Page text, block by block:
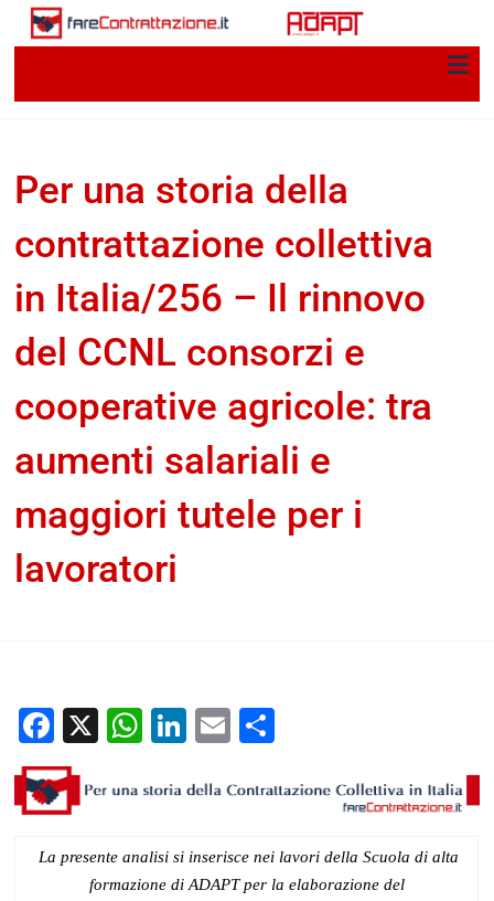
Per una storia della
contrattazione collettiva
in Italia/256 – Il rinnovo
del CCNL consorzi e
cooperative agricole: tra
aumenti salariali e
maggiori tutele per i
lavoratori
Facebook
X WhatsApp
LinkedIn
Email
La presente analisi si inserisce nei lavori della Scuola di alta
formazione di ADAPT per la elaborazione del